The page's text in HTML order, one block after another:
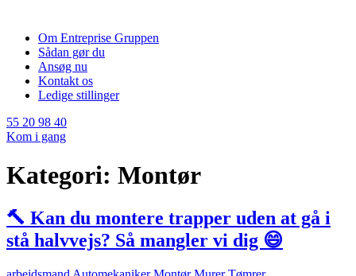
Om Entreprise Gruppen
Sådan gør du
Ansøg nu
Kontakt os
Ledige stillinger
55 20 98 40
Kom i gang
Kategori: Montør
🔨 Kan du montere trapper uden at gå i
stå halvvejs? Så mangler vi dig 😄